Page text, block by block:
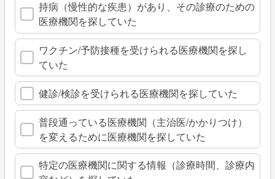
持病（慢性的な疾患）があり、その診療のための
医療機関を探していた
ワクチン/予防接種を受けられる医療機関を探し
ていた
健診/検診を受けられる医療機関を探していた
普段通っている医療機関（主治医/かかりつけ）
を変えるために医療機関を探していた
特定の医療機関に関する情報（診療時間、診療内